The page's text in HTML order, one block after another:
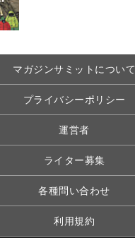
マガジンサミットについて
プライバシーポリシー
運営者
ライター募集
各種問い合わせ
利用規約